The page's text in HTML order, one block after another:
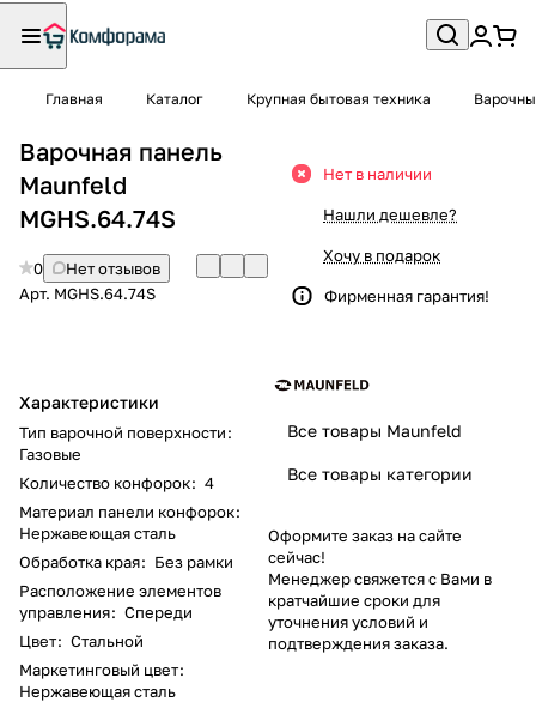
Главная Каталог Крупная бытовая техника
Варочная панель
Maunfeld
MGHS.64.74S
0
Нет отзывов
Арт. MGHS.64.74S
Характеристики
Тип варочной поверхности:
Газовые
Количество конфорок: 4
Материал панели конфорок:
Нержавеющая сталь
Обработка края: Без рамки
Расположение элементов
управления: Спереди
Цвет: Стальной
Маркетинговый цвет:
Нержавеющая сталь
Нет в наличии
Нашли дешевле?
Хочу в подарок
Фирменная гарантия!
Все товары Maunfeld
Все товары категории
Оформите заказ на сайте
сейчас!
Менеджер свяжется с Вами в
кратчайшие сроки для
уточнения условий и
подтверждения заказа.